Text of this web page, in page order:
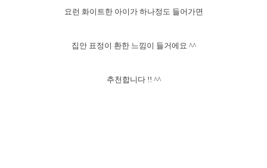
요런 화이트한 아이가 하나정도 들어가면
집안 표정이 환한 느낌이 들거에요 ^^
추천합니다 !! ^^